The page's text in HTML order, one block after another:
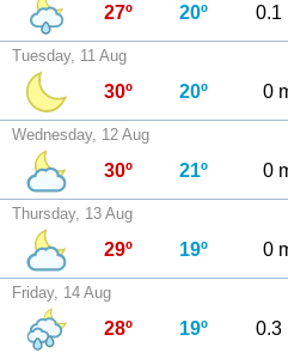
27º 20º 0.1
Tuesday, 11 Aug
30º 20º 0
Wednesday, 12 Aug
30º 21º 0
Thursday, 13 Aug
29º 19º 0
Friday, 14 Aug
28º 19º 0.3